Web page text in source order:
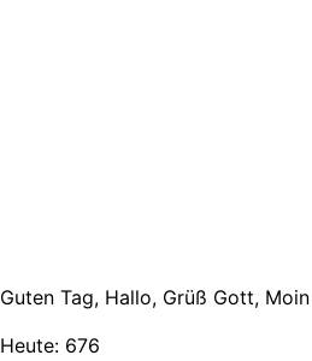
Guten Tag, Hallo, Grüß Gott,
Heute: 676